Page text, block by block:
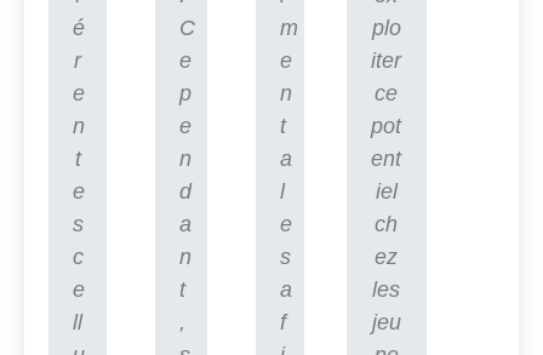
é
r
e
n
t
e
s
c
e
ll
C
e
p
e
n
d
a
n
t
,
m
e
n
t
a
l
e
s
a
f
plo
iter
ce
pot
ent
iel
ch
ez
les
jeu